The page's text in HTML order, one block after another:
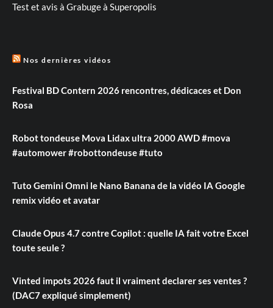
Test et avis à Grabuge à Superopolis
Nos dernières vidéos
Festival BD Contern 2026 rencontres, dédicaces et Don
Rosa
Robot tondeuse Mova Lidax ultra 2000 AWD #mova
#automower #robottondeuse #tuto
Tuto Gemini Omni le Nano Banana de la vidéo IA Google
remix vidéo et avatar
Claude Opus 4.7 contre Copilot : quelle IA fait votre Excel
toute seule ?
Vinted impots 2026 faut il vraiment declarer ses ventes ?
(DAC7 expliqué simplement)